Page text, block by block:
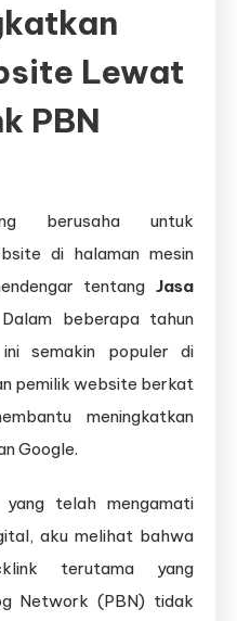
Lewat
PBN
berusaha untuk
di halaman mesin
tentang Jasa
beberapa tahun
semakin populer di
pemilik website berkat
meningkatkan
Google.
yang telah mengamati
aku melihat bahwa
terutama yang
Network (PBN) tidak